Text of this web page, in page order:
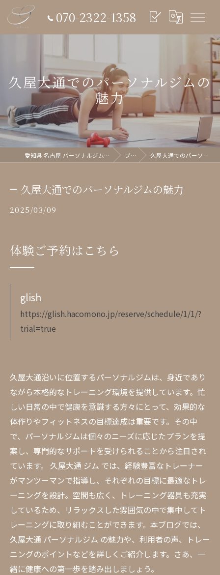
070-2322-1358
久屋大通でのパーソナルジムの
魅力
愛知県 名古屋 パーソナルジム glish《グリッシュ》 ブログ 久屋大通でのパーソナルジムの魅力
久屋大通でのパーソナルジムの魅力
2025/03/09
体験ご予約はこちら
glish
https://glish.hacomono.jp/reserve/schedule/1/1/?
trial=true
久屋大通沿いに位置するパーソナルジムは、身近であり
ながら本格的なトレーニング環境を提供しています。忙
しい日常の中で健康を意識する方々にとって、効果的な
体作りやフィットネスの目標達成は重要です。その中
で、パーソナルジムは個々のニーズに応じたプランを提
案し、専門的なサポートを受けられることから注目され
ています。 久屋大通 ジム では、経験豊富なトレーナー
がマンツーマンで指導し、それぞれの目標に最適なトレ
ーニングを設計。空間も広く、トレーニング器具も充実
しているため、リラックスした雰囲気の中で集中してト
レーニングに取り組むことができます。本ブログでは、
久屋大通 パーソナルジム の魅力や、利用者の声、トレー
ニングのポイントなどを詳しくご紹介します。さあ、一
緒に健康への第一歩を踏み出しましょう。